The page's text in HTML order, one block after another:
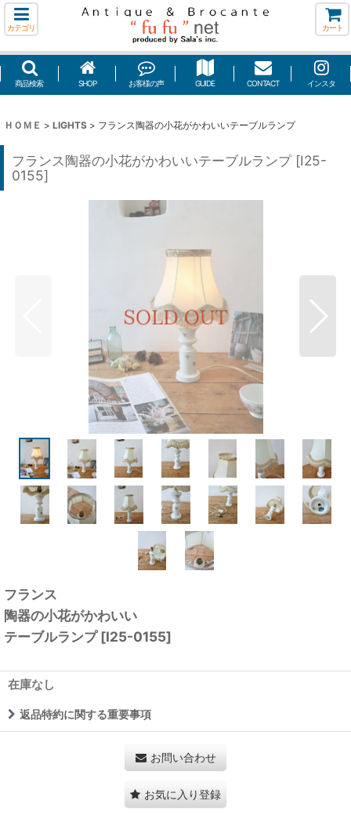
カテゴリ カート
商品検索 SHOP お客様の声 GUIDE CONTACT インスタ
ＨＯＭＥ > LIGHTS > フランス陶器の小花がかわいいテーブルランプ
フランス陶器の小花がかわいいテーブルランプ [I25-
0155]
フランス
陶器の小花がかわいい
テーブルランプ [I25-0155]
在庫なし
返品特約に関する重要事項
お問い合わせ
お気に入り登録